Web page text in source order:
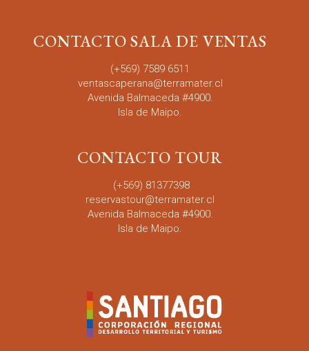
CONTACTO SALA DE VENTAS
(+569) 7589 6511
ventascaperana@terramater.cl
Avenida Balmaceda #4900.
Isla de Maipo.
CONTACTO TOUR
(+569) 81377398
reservastour@terramater.cl
Avenida Balmaceda #4900.
Isla de Maipo.